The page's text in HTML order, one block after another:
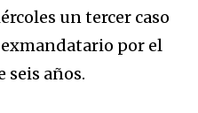
un tercer caso
por el
seis años.